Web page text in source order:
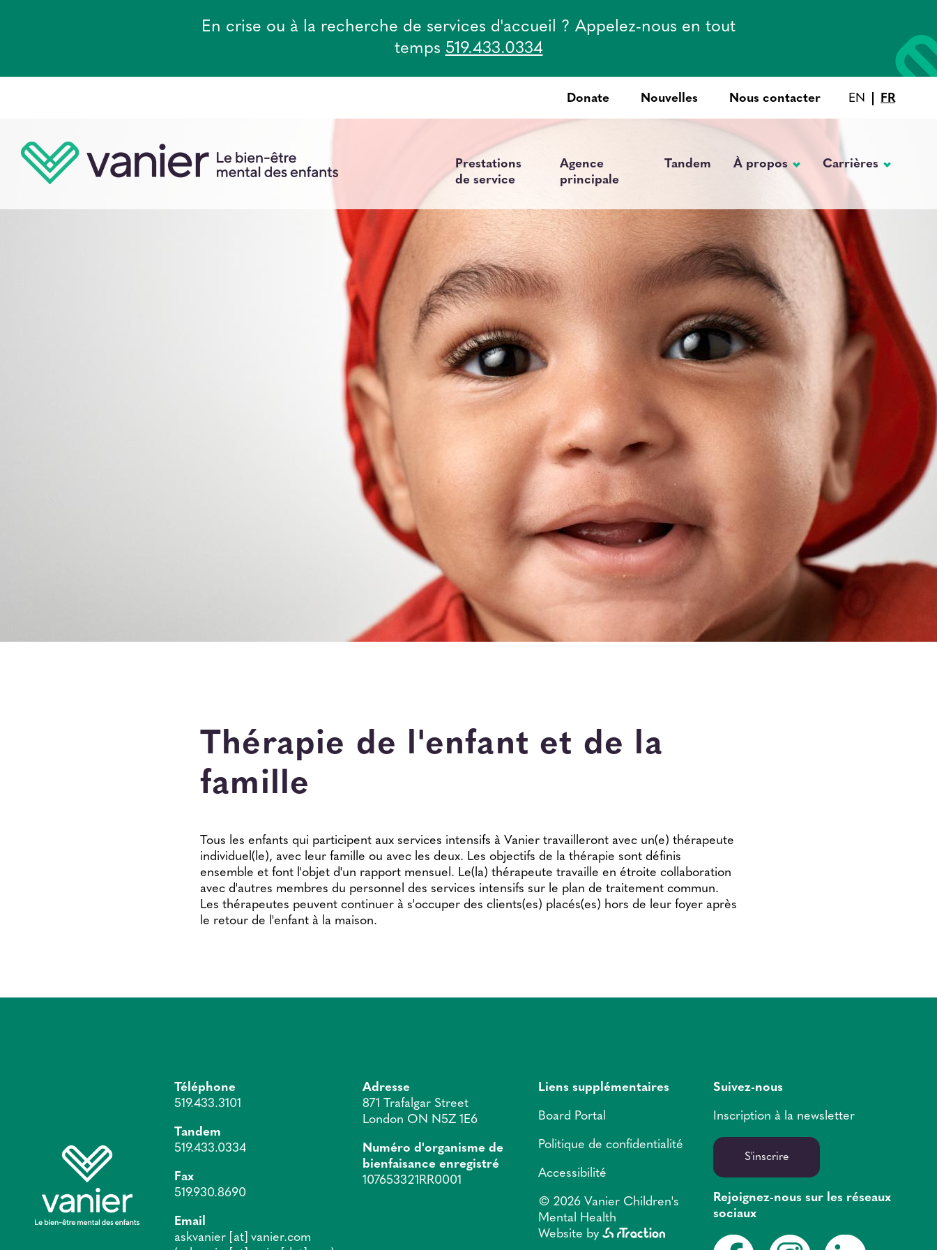
En crise ou à la recherche de services d'accueil ? Appelez-nous en tout
temps 519.433.0334
EN FR
Top
Donate Nouvelles Nous contacter
Main
navigation
Prestations
de service
Agence
principale
Tandem À propos Carrières
Thérapie de l'enfant et de la
famille
Tous les enfants qui participent aux services intensifs à Vanier travailleront avec un(e) thérapeute
individuel(le), avec leur famille ou avec les deux. Les objectifs de la thérapie sont définis
ensemble et font l'objet d'un rapport mensuel. Le(la) thérapeute travaille en étroite collaboration
avec d'autres membres du personnel des services intensifs sur le plan de traitement commun.
Les thérapeutes peuvent continuer à s'occuper des clients(es) placés(es) hors de leur foyer après
le retour de l'enfant à la maison.
Téléphone
519.433.3101
Tandem
519.433.0334
Fax
519.930.8690
Email
askvanier [at] vanier.com
Adresse
871 Trafalgar Street
London ON N5Z 1E6
Numéro d'organisme de
bienfaisance enregistré
107653321RR0001
Liens supplémentaires
Board Portal
Politique de confidentialité
Accessibilité
© 2026 Vanier Children's
Mental Health
Website by
Suivez-nous
Inscription à la newsletter
S'inscrire
Rejoignez-nous sur les réseaux
sociaux